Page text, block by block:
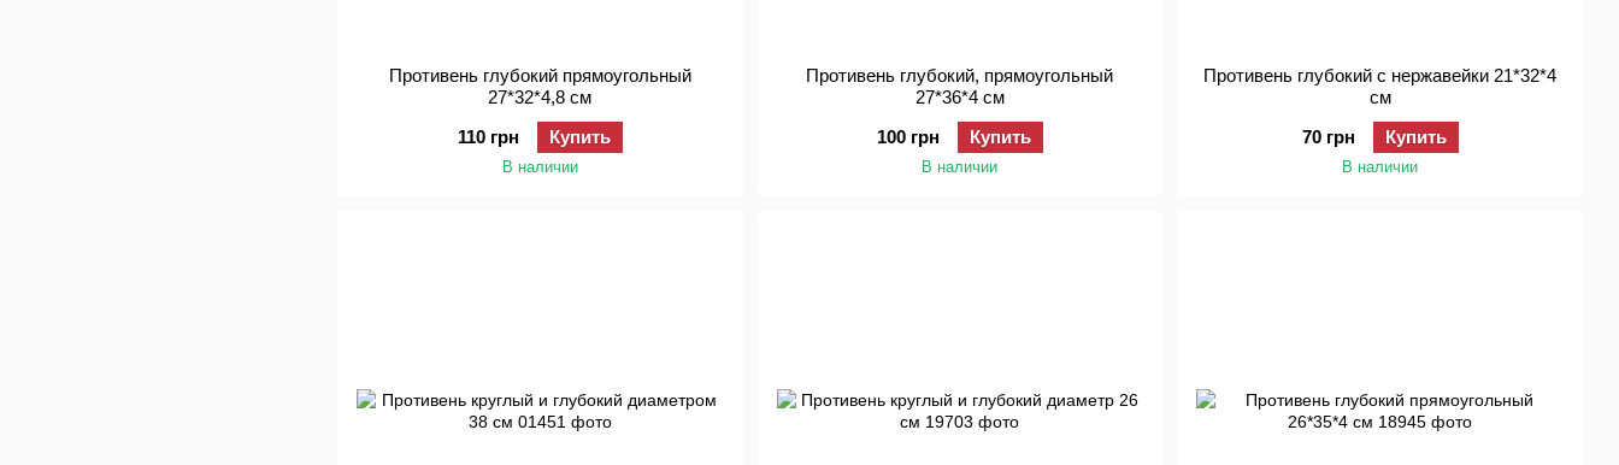
Противень глубокий прямоугольный
27*32*4,8 см
110 грн
Купить
В наличии
Противень глубокий, прямоугольный
27*36*4 см
100 грн
Купить
В наличии
Противень глубокий с нержавейки 21*32*4
см
70 грн
Купить
В наличии